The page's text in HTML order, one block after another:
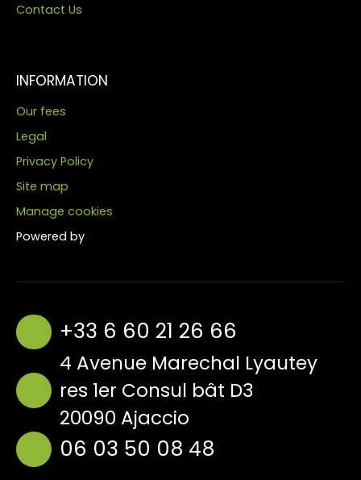
Contact Us
INFORMATION
Our fees
Legal
Privacy Policy
Site map
Manage cookies
Powered by
+33 6 60 21 26 66
4 Avenue Marechal Lyautey
res 1er Consul bât D3
20090 Ajaccio
06 03 50 08 48